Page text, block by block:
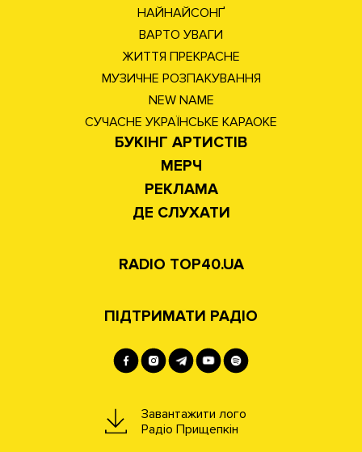
НАЙНАЙСОНҐ
ВАРТО УВАГИ
ЖИТТЯ ПРЕКРАСНЕ
МУЗИЧНЕ РОЗПАКУВАННЯ
NEW NAME
СУЧАСНЕ УКРАЇНСЬКЕ КАРАОКЕ
БУКІНГ АРТИСТІВ
МЕРЧ
РЕКЛАМА
ДЕ СЛУХАТИ
RADIO TOP40.UA
ПІДТРИМАТИ РАДІО
Завантажити лого
Радіо Прищепкін